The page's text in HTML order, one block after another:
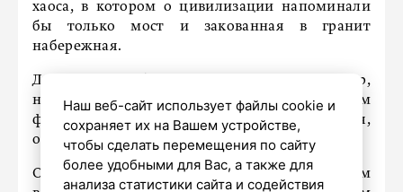
хаоса, в котором о цивилизации напоминали
бы только мост и закованная в гранит
набережная.
Да, я очень люблю постапокалипсис как жанр,
но пусть он останется в фантастическом
фильме. В реальности видеть такое не хочется,
особенно в темное время суток.
Окружающая среда удивительным образом
Наш веб-сайт использует файлы cookie и
сохраняет их на Вашем устройстве,
чтобы сделать перемещения по сайту
более удобными для Вас, а также для
анализа статистики сайта и содействия